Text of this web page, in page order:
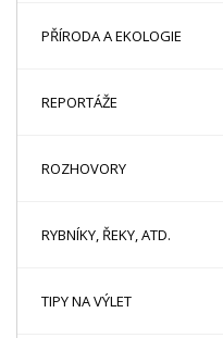
PŘÍRODA A EKOLOGIE
REPORTÁŽE
ROZHOVORY
RYBNÍKY, ŘEKY, ATD.
TIPY NA VÝLET